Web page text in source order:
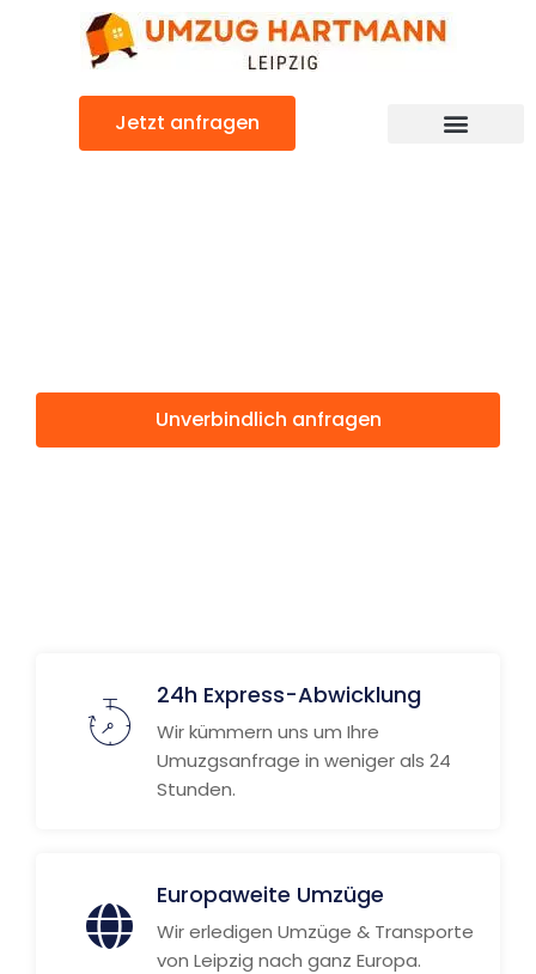
Jetzt anfragen
Unverbindlich anfragen
24h Express-Abwicklung
Wir kümmern uns um Ihre
Umuzgsanfrage in weniger als 24
Stunden.
Europaweite Umzüge
Wir erledigen Umzüge & Transporte
von Leipzig nach ganz Europa.